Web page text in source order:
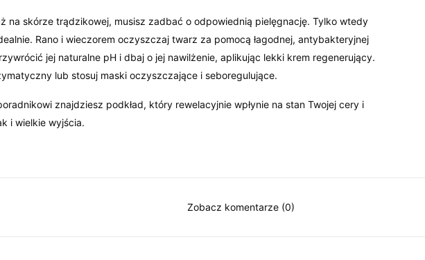
na skórze trądzikowej, musisz zadbać o odpowiednią pielęgnację. Tylko wtedy
Rano i wieczorem oczyszczaj twarz za pomocą łagodnej, antybakteryjnej
jej naturalne pH i dbaj o jej nawilżenie, aplikując lekki krem regenerujący.
lub stosuj maski oczyszczające i seboregulujące.
znajdziesz podkład, który rewelacyjnie wpłynie na stan Twojej cery i
i wielkie wyjścia.
Zobacz komentarze (0)